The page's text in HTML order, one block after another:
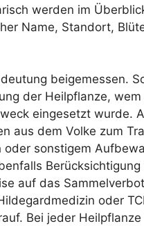
wer­den im
Name, Stand­ort,
bei­gemes­sen.
der Heil­pflan­ze,
ein­ge­setzt wur­de.
aus dem Vol­ke zum
oder sons­ti­gem
auf das
oder
Bei jeder